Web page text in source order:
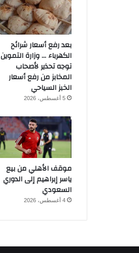
بعد رفع أسعار شرائح
الكهرباء … وزارة التموين
توجه تحذير لأصحاب
المخابز من رفع أسعار
الخبز السياحي
5 أغسطس، 2026
موقف الأهلي من بيع
ياسر إبراهيم إلى الدوري
السعودي
4 أغسطس، 2026